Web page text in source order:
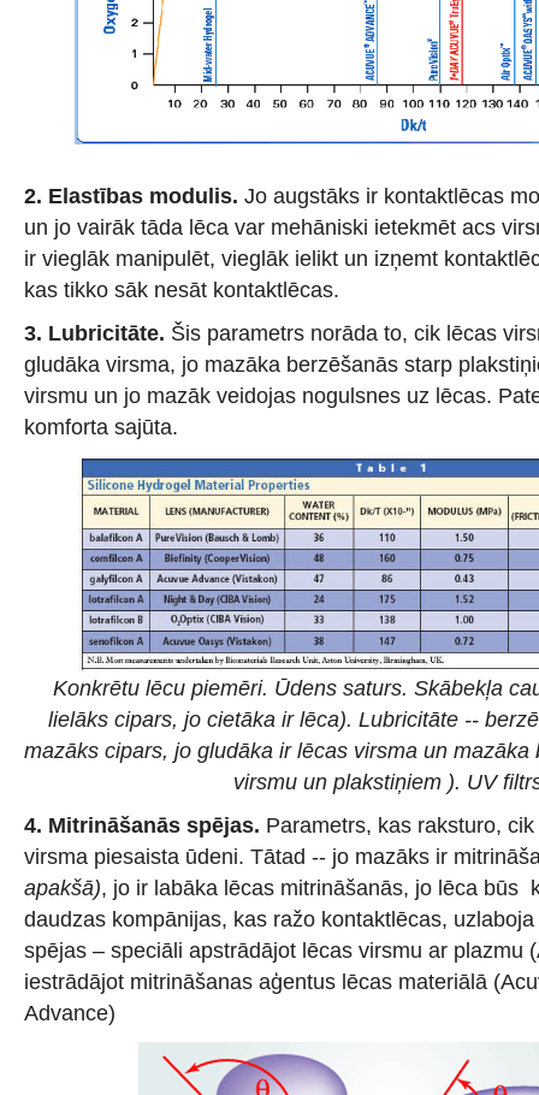
2. Elastības modulis. Jo augstāks ir kontaktlēcas
un jo vairāk tāda lēca var mehāniski ietekmēt acs
ir vieglāk manipulēt, vieglāk ielikt un izņemt
kas tikko sāk nesāt kontaktlēcas.
3. Lubricitāte. Šis parametrs norāda to, cik lēcas
gludāka virsma, jo mazāka berzēšanās starp
virsmu un jo mazāk veidojas nogulsnes uz lēcas.
komforta sajūta.
Konkrētu lēcu piemēri. Ūdens saturs. Skābekļa
lielāks cipars, jo cietāka ir lēca). Lubricitāte --
mazāks cipars, jo gludāka ir lēcas virsma un mazāka
virsmu un plakstiņiem ). UV
4. Mitrināšanās spējas. Parametrs, kas raksturo,
virsma piesaista ūdeni. Tātad -- jo mazāks ir
apakšā), jo ir labāka lēcas mitrināšanās, jo lēca būs
daudzas kompānijas, kas ražo kontaktlēcas,
spējas – speciāli apstrādājot lēcas virsmu ar plazmu
iestrādājot mitrināšanas aģentus lēcas materiālā
Advance)